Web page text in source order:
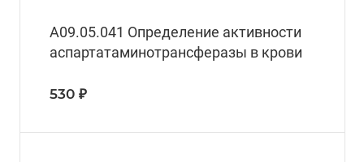
A09.05.041 Определение активности
аспартатаминотрансферазы в крови
530 ₽